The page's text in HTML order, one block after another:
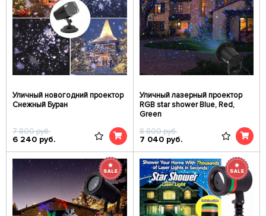
Уличный новогодний проектор
Снежный Буран
7 800руб.
6 240 руб.
Уличный лазерный проектор
RGB star shower Blue, Red,
Green
8 800руб.
7 040 руб.